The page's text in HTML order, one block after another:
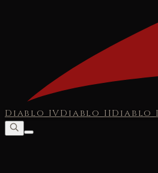
Diablo IVDiablo IIDiablo